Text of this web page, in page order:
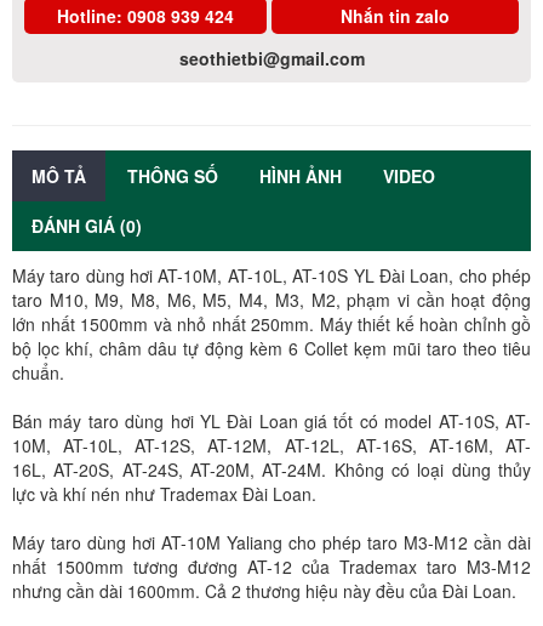
Hotline: 0908 939 424
Nhắn tin zalo
seothietbi@gmail.com
MÔ TẢ THÔNG SỐ HÌNH ẢNH VIDEO
ĐÁNH GIÁ (0)
Máy taro dùng hơi AT-10M, AT-10L, AT-10S YL Đài Loan, cho phép
taro M10, M9, M8, M6, M5, M4, M3, M2, phạm vi cần hoạt động
lớn nhất 1500mm và nhỏ nhất 250mm. Máy thiết kế hoàn chỉnh gồ
bộ lọc khí, châm dâu tự động kèm 6 Collet kẹm mũi taro theo tiêu
chuẩn.
Bán máy taro dùng hơi YL Đài Loan giá tốt có model AT-10S, AT-
10M, AT-10L, AT-12S, AT-12M, AT-12L, AT-16S, AT-16M, AT-
16L, AT-20S, AT-24S, AT-20M, AT-24M. Không có loại dùng thủy
lực và khí nén như Trademax Đài Loan.
Máy taro dùng hơi AT-10M Yaliang cho phép taro M3-M12 cần dài
nhất 1500mm tương đương AT-12 của Trademax taro M3-M12
nhưng cần dài 1600mm. Cả 2 thương hiệu này đều của Đài Loan.